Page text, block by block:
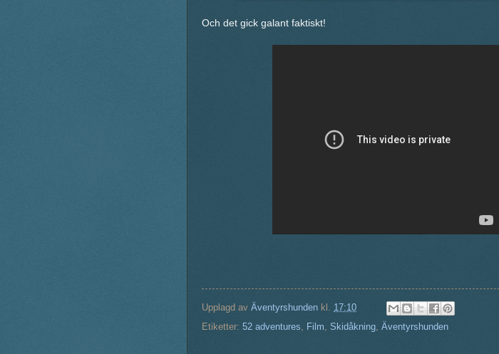
Och det gick galant faktiskt!
Upplagd av Äventyrshunden kl. 17:10
Etiketter: 52 adventures Film Skidåkning Äventyrshunden